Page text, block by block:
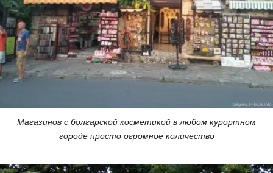
Магазинов с болгарской косметикой в любом курортном
городе просто огромное количество